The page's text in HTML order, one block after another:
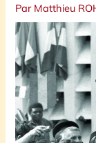
Par Matthieu